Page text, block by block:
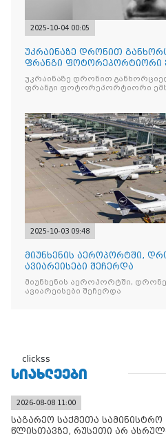
2025-10-04 00:05
უკრაინაზე დრონით
ფრანგი ფოტორეპორტიორი
უკრაინაზე დრონით
ფრანგი ფოტორეპორტიორი
2025-10-03 09:48
მიუნხენის აეროპორტში,
ავიარეისები შეჩერდა
მიუნხენის აეროპორტში,
ავიარეისები შეჩერდა
clickss
ᲡᲘᲐᲮᲚᲔᲔᲑᲘ
2026-08-08 11:00
საგარეო საქმეთა სამინისტრო
წლისთავზე, რუსეთი არ